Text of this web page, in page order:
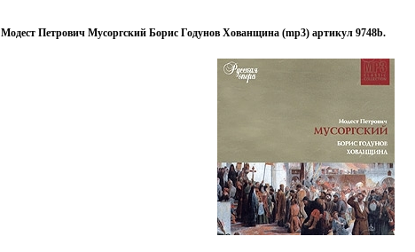
Модест Петрович Мусоргский Борис Годунов Хованщина (mp3) артикул 9748b.